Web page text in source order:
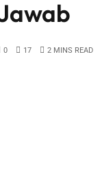
0 17 2 MINS READ